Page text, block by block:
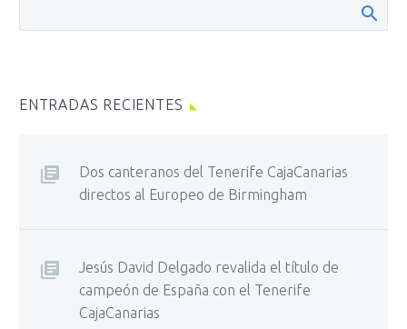
ENTRADAS RECIENTES
Dos canteranos del Tenerife CajaCanarias
directos al Europeo de Birmingham
Jesús David Delgado revalida el título de
campeón de España con el Tenerife
CajaCanarias